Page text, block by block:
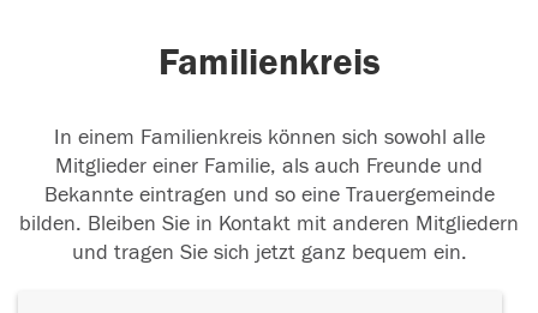
Familienkreis
In einem Familienkreis können sich sowohl alle
Mitglieder einer Familie, als auch Freunde und
Bekannte eintragen und so eine Trauergemeinde
bilden. Bleiben Sie in Kontakt mit anderen Mitgliedern
und tragen Sie sich jetzt ganz bequem ein.